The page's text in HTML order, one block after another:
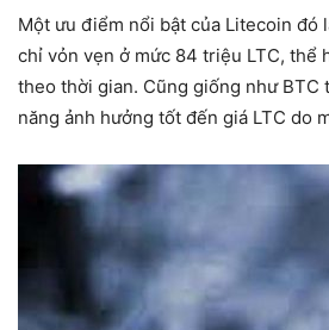
Một ưu điểm nổi bật của Litecoin đó
chỉ vỏn vẹn ở mức 84 triệu LTC, thể
theo thời gian. Cũng giống như BTC
năng ảnh hưởng tốt đến giá LTC do